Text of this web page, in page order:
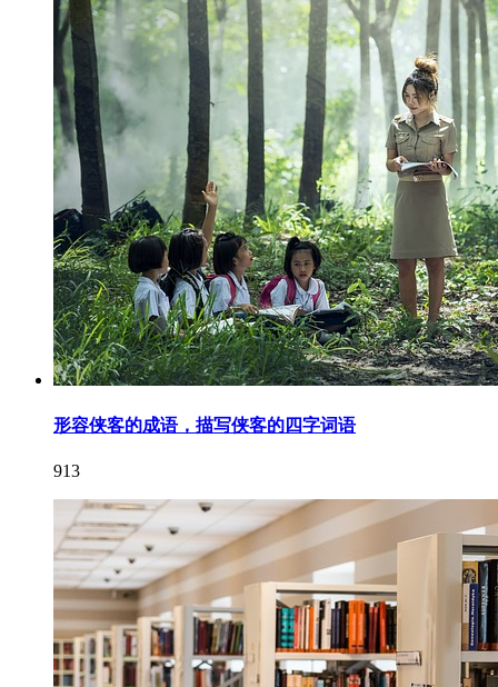
形容侠客的成语，描写侠客的四字词语
913